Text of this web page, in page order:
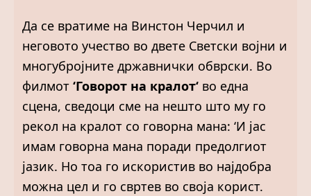
Да се вратиме на Винстон Черчил и
неговото учество во двете Светски војни и
многубројните државнички обврски. Во
филмот ‘Говорот на кралот‘ во една
сцена, сведоци сме на нешто што му го
рекол на кралот со говорна мана: ‘И јас
имам говорна мана поради предолгиот
јазик. Но тоа го искористив во најдобра
можна цел и го свртев во своја корист.